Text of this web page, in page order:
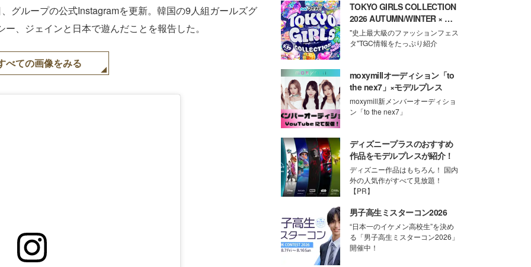
グループの公式Instagramを更新。韓国の9人組ガールズグ
、ジェインと日本で遊んだことを報告した。
べての画像をみる
TOKYO GIRLS COLLECTION
2026 AUTUMN/WINTER × モ
デルプレス
"史上最大級のファッションフェス
タ"TGC情報をたっぷり紹介
moxymillオーディション「to
the nex7」×モデルプレス
moxymill新メンバーオーディショ
ン「to the nex7」
ディズニープラスのおすすめ
作品をモデルプレスが紹介！
ディズニー作品はもちろん！ 国内
外の人気作がすべて見放題！
【PR】
男子高生ミスターコン2026
“日本一のイケメン高校生”を決め
る「男子高生ミスターコン2026」
開催中！